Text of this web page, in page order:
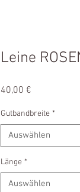
Leine
40,00 €
Gutbandbreite *
Auswählen
Länge *
Auswählen